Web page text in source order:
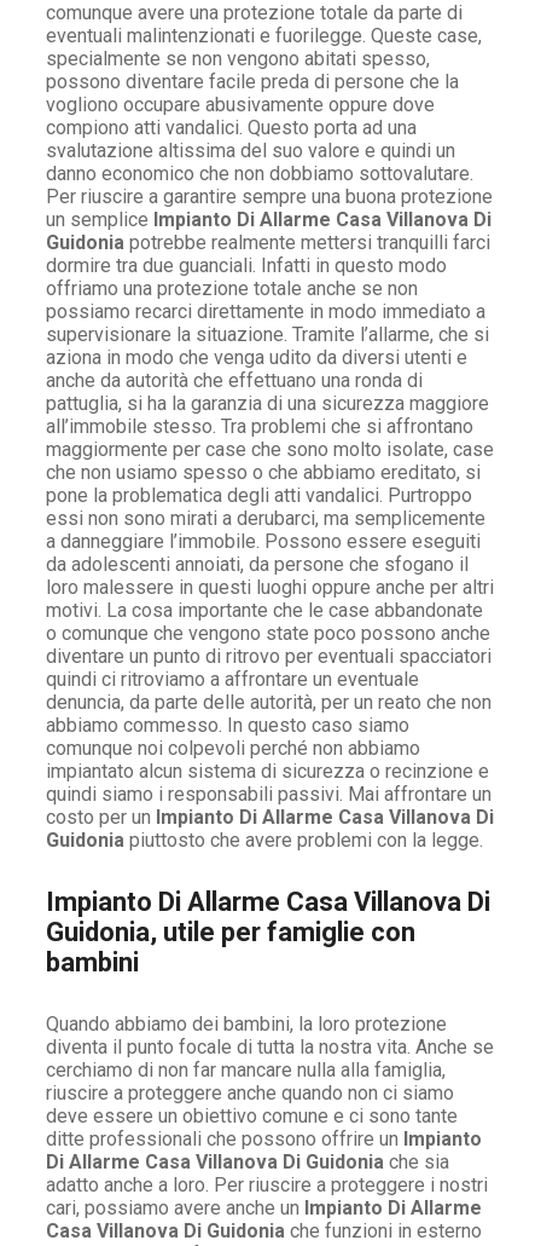
comunque avere una protezione totale da parte di
eventuali malintenzionati e fuorilegge. Queste case,
specialmente se non vengono abitati spesso,
possono diventare facile preda di persone che la
vogliono occupare abusivamente oppure dove
compiono atti vandalici. Questo porta ad una
svalutazione altissima del suo valore e quindi un
danno economico che non dobbiamo sottovalutare.
Per riuscire a garantire sempre una buona protezione
un semplice Impianto Di Allarme Casa Villanova Di
Guidonia potrebbe realmente mettersi tranquilli farci
dormire tra due guanciali. Infatti in questo modo
offriamo una protezione totale anche se non
possiamo recarci direttamente in modo immediato a
supervisionare la situazione. Tramite l’allarme, che si
aziona in modo che venga udito da diversi utenti e
anche da autorità che effettuano una ronda di
pattuglia, si ha la garanzia di una sicurezza maggiore
all’immobile stesso. Tra problemi che si affrontano
maggiormente per case che sono molto isolate, case
che non usiamo spesso o che abbiamo ereditato, si
pone la problematica degli atti vandalici. Purtroppo
essi non sono mirati a derubarci, ma semplicemente
a danneggiare l’immobile. Possono essere eseguiti
da adolescenti annoiati, da persone che sfogano il
loro malessere in questi luoghi oppure anche per altri
motivi. La cosa importante che le case abbandonate
o comunque che vengono state poco possono anche
diventare un punto di ritrovo per eventuali spacciatori
quindi ci ritroviamo a affrontare un eventuale
denuncia, da parte delle autorità, per un reato che non
abbiamo commesso. In questo caso siamo
comunque noi colpevoli perché non abbiamo
impiantato alcun sistema di sicurezza o recinzione e
quindi siamo i responsabili passivi. Mai affrontare un
costo per un Impianto Di Allarme Casa Villanova Di
Guidonia piuttosto che avere problemi con la legge.
Impianto Di Allarme Casa Villanova Di
Guidonia, utile per famiglie con
bambini
Quando abbiamo dei bambini, la loro protezione
diventa il punto focale di tutta la nostra vita. Anche se
cerchiamo di non far mancare nulla alla famiglia,
riuscire a proteggere anche quando non ci siamo
deve essere un obiettivo comune e ci sono tante
ditte professionali che possono offrire un Impianto
Di Allarme Casa Villanova Di Guidonia che sia
adatto anche a loro. Per riuscire a proteggere i nostri
cari, possiamo avere anche un Impianto Di Allarme
Casa Villanova Di Guidonia che funzioni in esterno